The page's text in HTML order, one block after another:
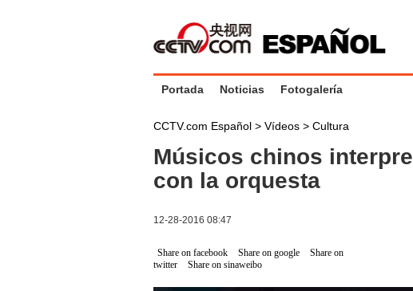
Portada Noticias Fotogalería
CCTV.com Español > Vídeos > Cultura
Músicos chinos
con la orquesta
12-28-2016 08:47
Share on facebook Share on google
Share on
twitter
Share on sinaweibo